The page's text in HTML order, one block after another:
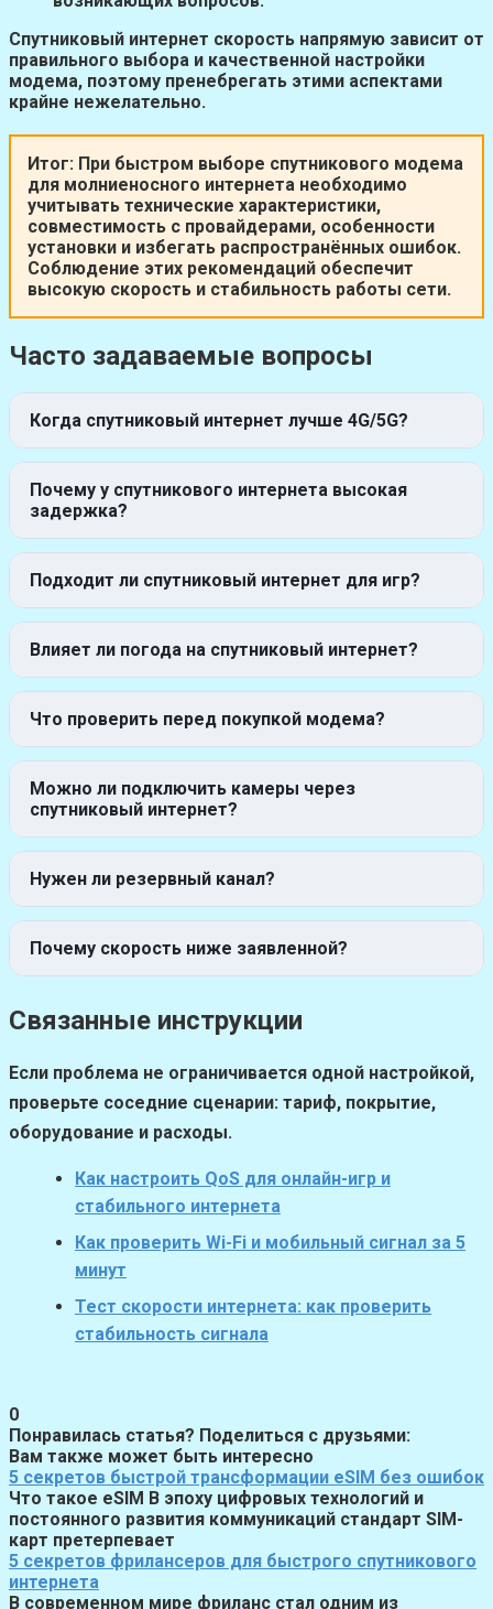
Спутниковый интернет скорость напрямую зависит от
правильного выбора и качественной настройки
модема, поэтому пренебрегать этими аспектами
крайне нежелательно.
Итог: При быстром выборе спутникового модема
для молниеносного интернета необходимо
учитывать технические характеристики,
совместимость с провайдерами, особенности
установки и избегать распространённых ошибок.
Соблюдение этих рекомендаций обеспечит
высокую скорость и стабильность работы сети.
Часто задаваемые вопросы
Когда спутниковый интернет лучше 4G/5G?
Почему у спутникового интернета высокая
задержка?
Подходит ли спутниковый интернет для игр?
Влияет ли погода на спутниковый интернет?
Что проверить перед покупкой модема?
Можно ли подключить камеры через
спутниковый интернет?
Нужен ли резервный канал?
Почему скорость ниже заявленной?
Связанные инструкции
Если проблема не ограничивается одной настройкой,
проверьте соседние сценарии: тариф, покрытие,
оборудование и расходы.
Как настроить QoS для онлайн-игр и
стабильного интернета
Как проверить Wi-Fi и мобильный сигнал за 5
минут
Тест скорости интернета: как проверить
стабильность сигнала
0
Понравилась статья? Поделиться с друзьями:
Вам также может быть интересно
5 секретов быстрой трансформации eSIM без ошибок
Что такое eSIM В эпоху цифровых технологий и
постоянного развития коммуникаций стандарт SIM-
карт претерпевает
5 секретов фрилансеров для быстрого спутникового
интернета
В современном мире фриланс стал одним из